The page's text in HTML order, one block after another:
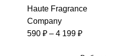
Haute Fragrance
Company
590 ₽ – 4 199 ₽